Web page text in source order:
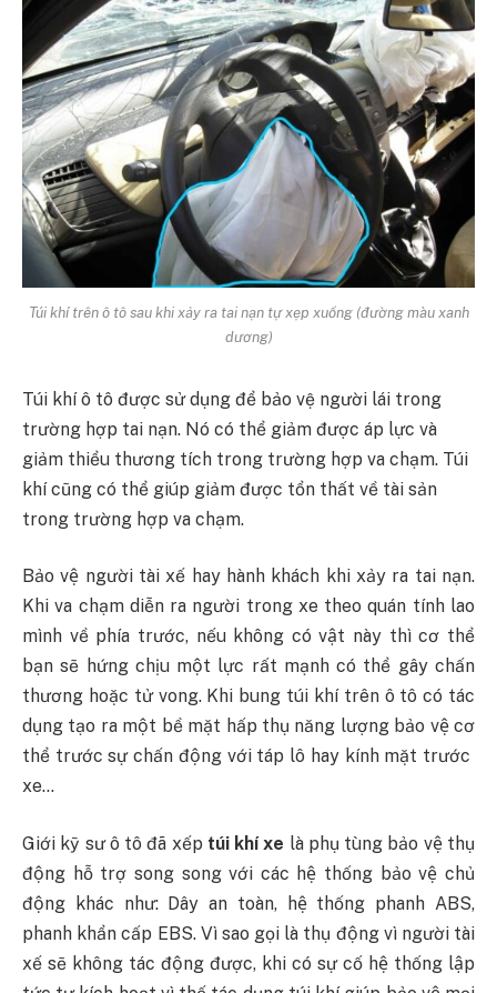
Túi khí trên ô tô sau khi xảy ra tai nạn tự xẹp xuống (đường màu xanh
dương)
Túi khí ô tô được sử dụng để bảo vệ người lái trong
trường hợp tai nạn. Nó có thể giảm được áp lực và
giảm thiểu thương tích trong trường hợp va chạm. Túi
khí cũng có thể giúp giảm được tổn thất về tài sản
trong trường hợp va chạm.
Bảo vệ người tài xế hay hành khách khi xảy ra tai nạn.
Khi va chạm diễn ra người trong xe theo quán tính lao
mình về phía trước, nếu không có vật này thì cơ thể
bạn sẽ hứng chịu một lực rất mạnh có thể gây chấn
thương hoặc tử vong. Khi bung túi khí trên ô tô có tác
dụng tạo ra một bề mặt hấp thụ năng lượng bảo vệ cơ
thể trước sự chấn động với táp lô hay kính mặt trước
xe…
Giới kỹ sư ô tô đã xếp túi khí xe là phụ tùng bảo vệ thụ
động hỗ trợ song song với các hệ thống bảo vệ chủ
động khác như: Dây an toàn, hệ thống phanh ABS,
phanh khẩn cấp EBS. Vì sao gọi là thụ động vì người tài
xế sẽ không tác động được, khi có sự cố hệ thống lập